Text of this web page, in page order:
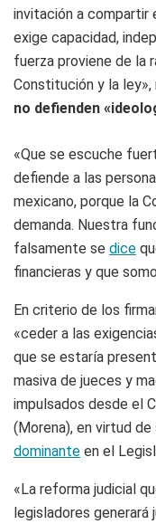
invitación a compartir
exige capacidad,
fuerza proviene de la
Constitución y la
no defienden
«Que se escuche
defiende a las
mexicano, porque la
demanda. Nuestra
falsamente se dice
financieras y que
En criterio de los
«ceder a las
que se estaría
masiva de jueces y
impulsados desde el
(Morena), en virtud
dominante en el
«La reforma judicial
legisladores